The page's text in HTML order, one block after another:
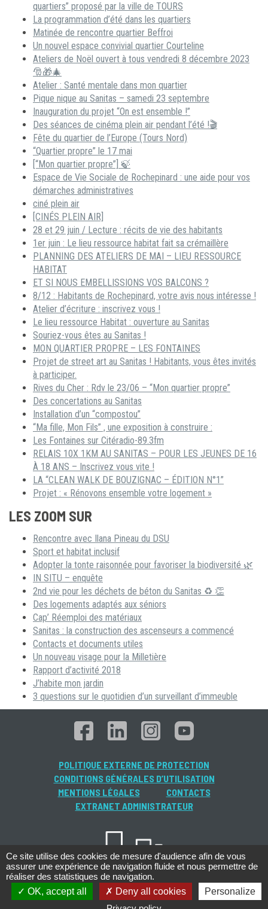
quartiers” proposé par la ville de TOURS
La programmation d’été dans les quartiers
Matinée de rencontre quartier Beffroi
Un nouvel espace convivial quartier Courteline
Ateliers de Noël ouvert à tous vendredi 8 décembre 2023
🎅🎁🎄
Atelier : Santé mentale dans mon quartier
Pique nique au Sanitas – samedi 23 septembre
Inauguration du projet “On est ensemble !”
Des séances de cinéma plein air pendant l’été !🎬
Fête du quartier de l’Europe (Tours Nord)
“Quartier propre” le 17 mai
[“Mon quartier propre”] 🍃
Espace de Vie Sociale de Rochepinard : une aide pour vos
démarches administratives
ciné plein air
[CINÉS PLEIN AIR]
28 et 29 juin / Lecture : récits de vie des habitants
1er juin : Le lieu ressource habitat fait sa crémaillère
PLANNING DES ATELIERS DE MAI – LIEU RESSOURCE
HABITAT
ET SI NOUS EMBELLISSIONS VOS BALCONS ?
8/12 : Habitants de Rochepinard, votre avis nous intéresse !
Atelier d’écriture : inscrivez vous !
Le lieu ressource Habitat : ouverture au Sanitas
Souriez-vous êtes au Sanitas !
MON QUARTIER PROPRE – LES FONTAINES
Projet de street art au Sanitas ! Habitants, vous êtes invités
à participer.
Rives du Cher : Rdv le 23/06 – “Mon quartier propre”
Des concertations au Sanitas
Installation d’un “compostou”
“Ma fille, Mon Fils” , une exposition à construire :
Les Fontaines sur Citéradio-89.3fm
RELAIS 10X 1KM AU SANITAS – POUR LES JEUNES DE 16
À 18 ANS – Inscrivez vous vite !
LA “CLEAN WALK DE BOUZIGNAC – ÉDITION N°1”
Projet : « Rénovons ensemble votre logement »
LES ZOOM SUR
Rencontre avec Ilana Pineau du DSU
Sport et habitat inclusif
Adopter la tonte raisonnée pour favoriser la biodiversité 🌿
IN SITU – enquête
2nd vie pour les déchets de béton du Sanitas ♻ 👏
Des logements adaptés aux séniors
Cap’ Réemploi des matériaux
Sanitas : la construction des ascenseurs a commencé
Contacts et documents utiles
Un nouveau visage pour la Milletière
Rapport d’activité 2018
J’habite mon jardin
3 questions sur le quotidien d’un surveillant d’immeuble
POLITIQUE EXTERNE DE PROTECTION
CONDITIONS GÉNÉRALES D’UTILISATION
MENTIONS LÉGALES
CONTACTS
EXTRANET ADMINISTRATEUR
Ce site utilise des cookies de mesure d'audience afin de vous
assurer une expérience de navigation fluide et nous permettre de
réaliser des statistiques de navigation.
OK, accept all
Deny all cookies
Personalize